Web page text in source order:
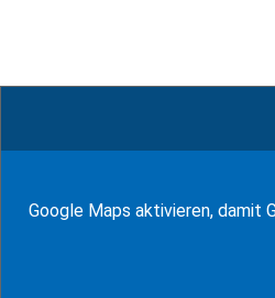
© WF Synold &
Google Maps aktivieren, damit